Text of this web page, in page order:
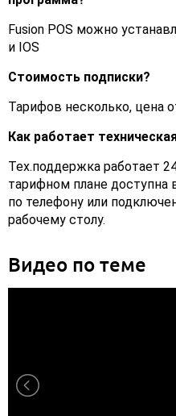
Fusion POS можно
и IOS
Стоимость подписки?
Тарифов несколько, цена
Как работает
Тех.поддержка работает
тарифном плане доступна
по телефону или
рабочему столу.
Видео по теме